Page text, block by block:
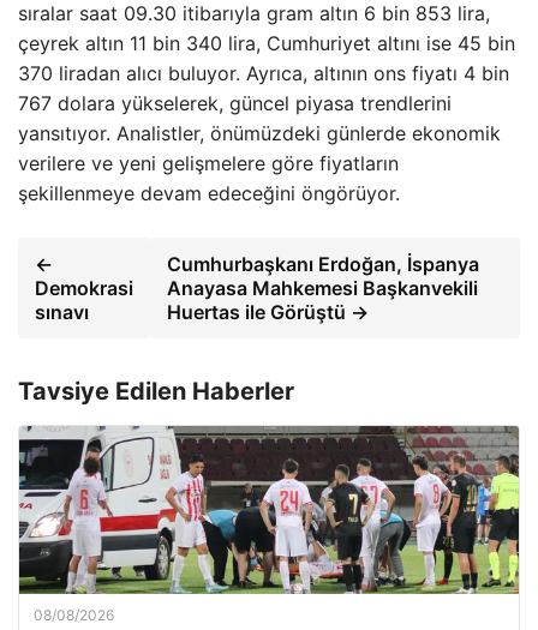
sıralar saat 09.30 itibarıyla gram altın 6 bin 853 lira,
çeyrek altın 11 bin 340 lira, Cumhuriyet altını ise 45 bin
370 liradan alıcı buluyor. Ayrıca, altının ons fiyatı 4 bin
767 dolara yükselerek, güncel piyasa trendlerini
yansıtıyor. Analistler, önümüzdeki günlerde ekonomik
verilere ve yeni gelişmelere göre fiyatların
şekillenmeye devam edeceğini öngörüyor.
←
Demokrasi
sınavı
Cumhurbaşkanı Erdoğan, İspanya
Anayasa Mahkemesi Başkanvekili
Huertas ile Görüştü →
Tavsiye Edilen Haberler
08/08/2026